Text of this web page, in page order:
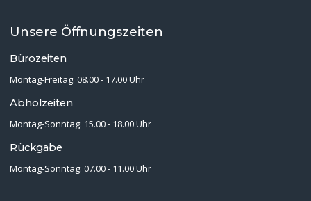
Unsere Öffnungszeiten
Bürozeiten
Montag-Freitag: 08.00 - 17.00 Uhr
Abholzeiten
Montag-Sonntag: 15.00 - 18.00 Uhr
Rückgabe
Montag-Sonntag: 07.00 - 11.00 Uhr